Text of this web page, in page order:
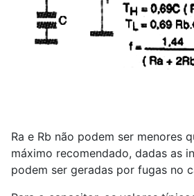
Ra e Rb não podem ser menores
máximo recomendado, dadas as
podem ser geradas por fugas no